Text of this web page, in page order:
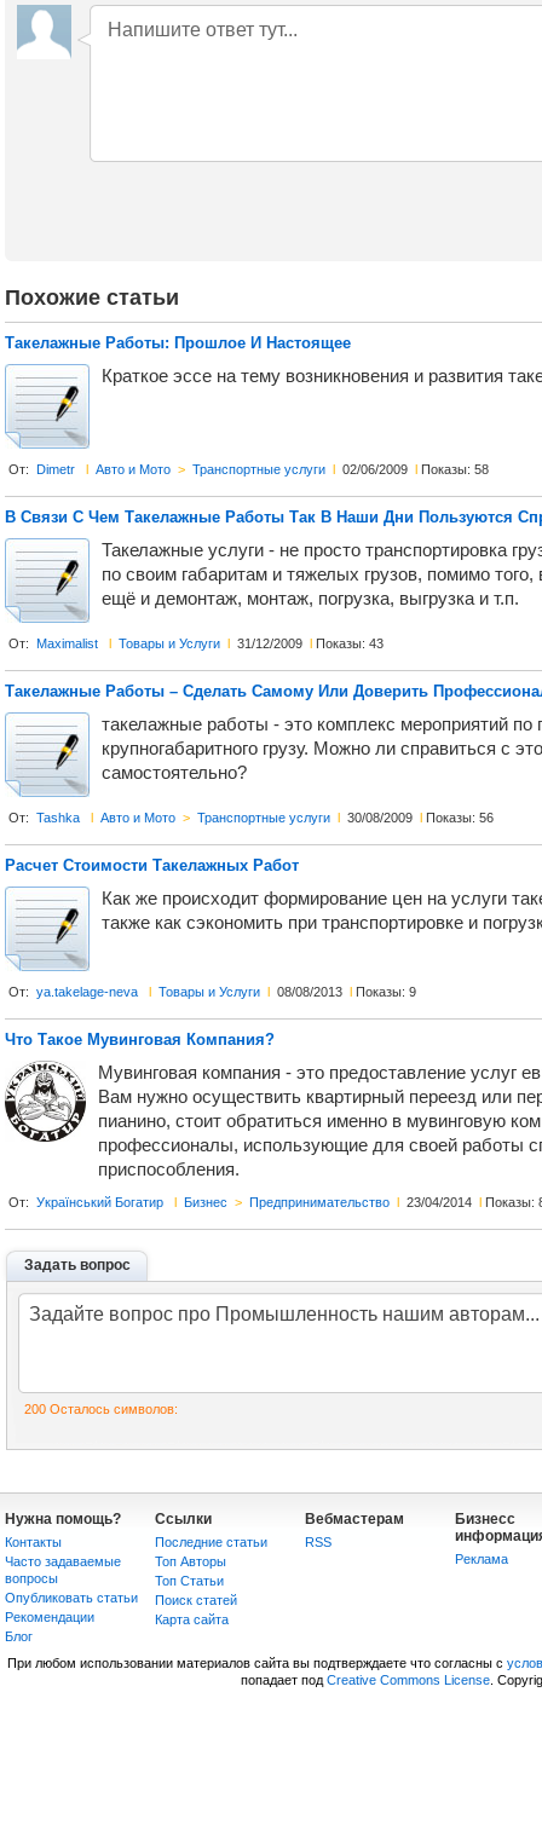
Похожие статьи
Такелажные Работы: Прошлое И Настоящее
Краткое эссе на тему возникновения и развития
От: Dimetr l Авто и Мото > Транспортные услуги l 02/06/2009 l Показы: 58
В Связи С Чем Такелажные Работы Так В Наши Дни Пользуются
Такелажные услуги - не просто транспортировка
по своим габаритам и тяжелых грузов, помимо
ещё и демонтаж, монтаж, погрузка, выгрузка и т.п.
От: Maximalist l Товары и Услуги l 31/12/2009 l Показы: 43
Такелажные Работы – Сделать Самому Или Доверить
такелажные работы - это комплекс мероприятий по
крупногабаритного грузу. Можно ли справиться с
самостоятельно?
От: Tashka l Авто и Мото > Транспортные услуги l 30/08/2009 l Показы: 56
Расчет Стоимости Такелажных Работ
Как же происходит формирование цен на услуги
также как сэкономить при транспортировке и
От: ya.takelage-neva l Товары и Услуги l 08/08/2013 l Показы: 9
Что Такое Мувинговая Компания?
Мувинговая компания - это предоставление услуг
Вам нужно осуществить квартирный переезд или
пианино, стоит обратиться именно в мувинговую
профессионалы, использующие для своей работы
приспособления.
От: Український Богатир l Бизнес > Предпринимательство l 23/04/2014 l Показы:
Задать вопрос
200Осталось символов:
Нужна помощь?
Контакты
Часто задаваемые
вопросы
Опубликовать статьи
Рекомендации
Блог
Ссылки
Последние статьи
Топ Авторы
Топ Статьи
Поиск статей
Карта сайта
Вебмастерам
RSS
Бизнесс
Реклама
При любом использовании материалов сайта вы подтверждаете что согласны с
попадает под Creative Commons License.